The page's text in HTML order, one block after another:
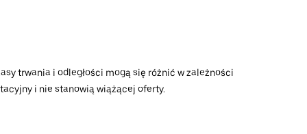
trwania i odległości mogą się różnić w zależności
i nie stanowią wiążącej oferty.